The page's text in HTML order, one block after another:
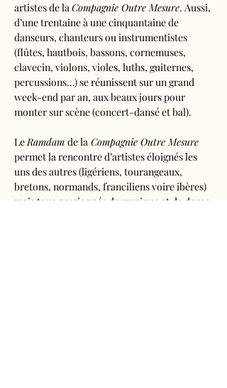
artistes de la Compagnie Outre Mesure. Aussi,
d’une trentaine à une cinquantaine de
danseurs, chanteurs ou instrumentistes
(flûtes, hautbois, bassons, cornemuses,
clavecin, violons, violes, luths, guiternes,
percussions…) se réunissent sur un grand
week-end par an, aux beaux jours pour
monter sur scène (concert-dansé et bal).
Le Ramdam de la Compagnie Outre Mesure
permet la rencontre d’artistes éloignés les
uns des autres (ligériens, tourangeaux,
bretons, normands, franciliens voire ibères)
mais tous passionnés de musique et de danse